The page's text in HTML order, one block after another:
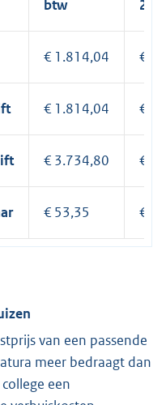
btw
€ 1.814,04 €
€ 1.814,04 €
€ 3.734,80 €
€ 53,35 €
van een passende
meer bedraagt dan
een